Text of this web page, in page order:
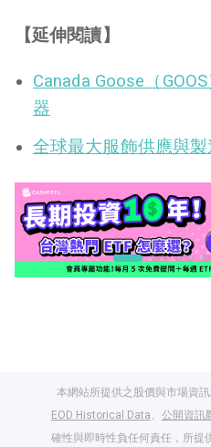
【延伸閱讀】
Canada Goose（
器
全球最大服飾供應與製
本網站所提供之股價與市場資訊
EOD Historical Data、 公開資訊
確性與即時性負任何責任，所提